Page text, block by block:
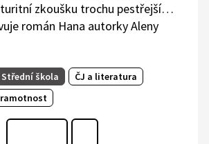
zkoušku trochu pestřejší…
román Hana autorky Aleny
Střední škola
ČJ a literatura